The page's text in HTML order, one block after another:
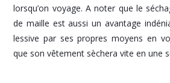
lorsqu’on voyage. A noter que le
de maille est aussi un avantage
lessive par ses propres moyens en
que son vêtement sèchera vite en une